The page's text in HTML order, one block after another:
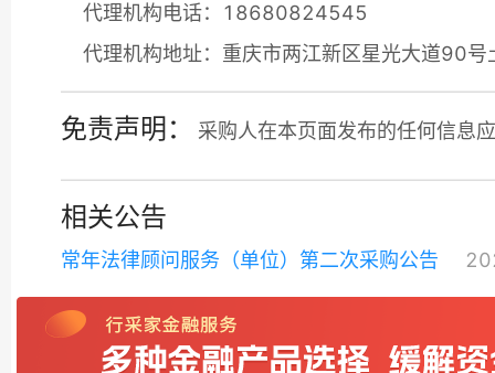
代理机构电话：18680824545
代理机构地址：重庆市两江新区星光大道90
免责声明： 采购人在本页面发布的任何信息
相关公告
常年法律顾问服务（单位）第二次采购公告